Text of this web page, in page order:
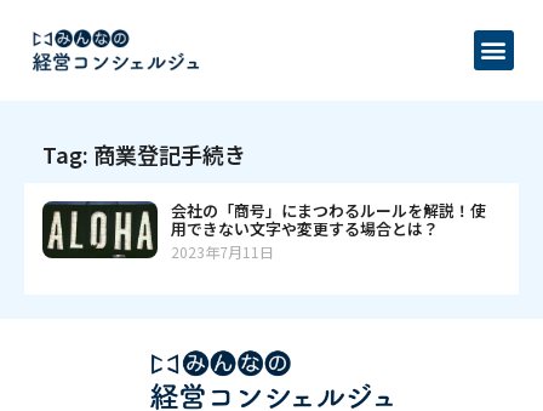
Tag: 商業登記手続き
会社の「商号」にまつわるルールを解説！使
用できない文字や変更する場合とは？
2023年7月11日